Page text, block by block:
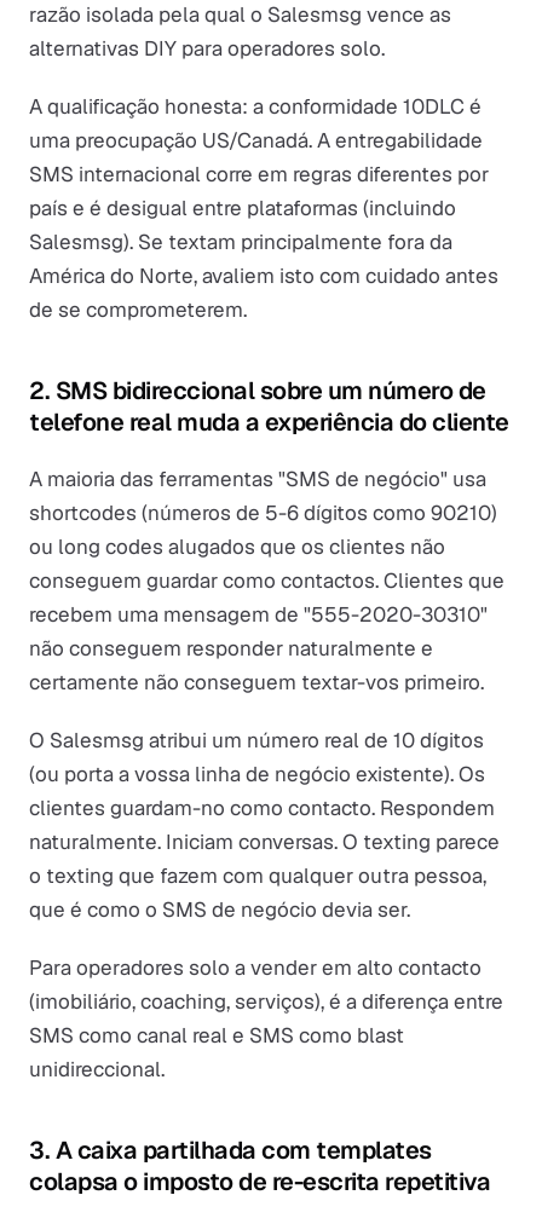
razão isolada pela qual o Salesmsg vence as
alternativas DIY para operadores solo.
A qualificação honesta: a conformidade 10DLC é
uma preocupação US/Canadá. A entregabilidade
SMS internacional corre em regras diferentes por
país e é desigual entre plataformas (incluindo
Salesmsg). Se textam principalmente fora da
América do Norte, avaliem isto com cuidado antes
de se comprometerem.
2. SMS bidireccional sobre um número de
telefone real muda a experiência do cliente
A maioria das ferramentas "SMS de negócio" usa
shortcodes (números de 5-6 dígitos como 90210)
ou long codes alugados que os clientes não
conseguem guardar como contactos. Clientes que
recebem uma mensagem de "555-2020-30310"
não conseguem responder naturalmente e
certamente não conseguem textar-vos primeiro.
O Salesmsg atribui um número real de 10 dígitos
(ou porta a vossa linha de negócio existente). Os
clientes guardam-no como contacto. Respondem
naturalmente. Iniciam conversas. O texting parece
o texting que fazem com qualquer outra pessoa,
que é como o SMS de negócio devia ser.
Para operadores solo a vender em alto contacto
(imobiliário, coaching, serviços), é a diferença entre
SMS como canal real e SMS como blast
unidireccional.
3. A caixa partilhada com templates
colapsa o imposto de re-escrita repetitiva